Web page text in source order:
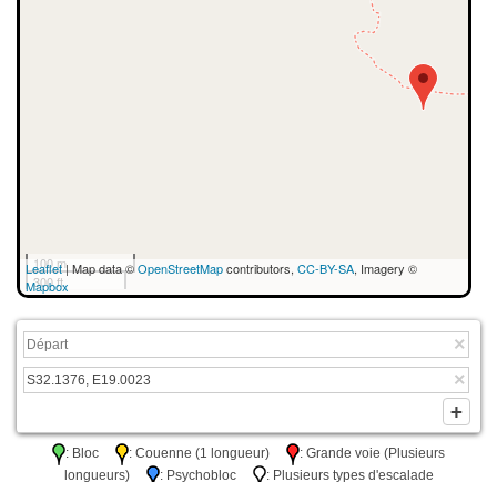
100 m
300 ft
Leaflet| Map data ©OpenStreetMapcontributors, CC-BY-SA, Imagery ©
Mapbox
: Bloc : Couenne (1 longueur)
: Grande voie (Plusieurs
longueurs)
: Psychobloc : Plusieurs types d'escalade